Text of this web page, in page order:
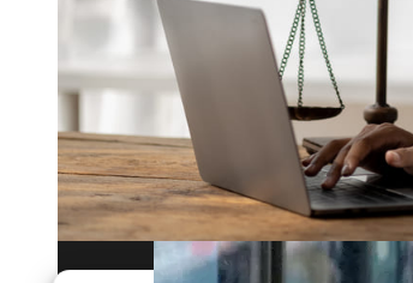
La evolución de la